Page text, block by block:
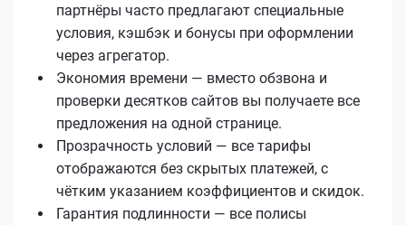
партнёры часто предлагают специальные
условия, кэшбэк и бонусы при оформлении
через агрегатор.
Экономия времени — вместо обзвона и
проверки десятков сайтов вы получаете все
предложения на одной странице.
Прозрачность условий — все тарифы
отображаются без скрытых платежей, с
чётким указанием коэффициентов и скидок.
Гарантия подлинности — все полисы